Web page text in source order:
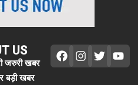
US
जरुरी खबर
बड़ी खबर